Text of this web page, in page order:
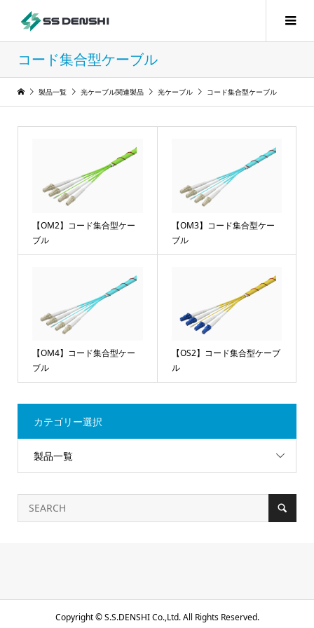
コード集合型ケーブル
製品一覧 光ケーブル関連製品 光ケーブル コード集合型ケーブル
【OM2】コード集合型ケー
ブル
【OM3】コード集合型ケー
ブル
【OM4】コード集合型ケー
ブル
【OS2】コード集合型ケーブ
ル
カテゴリー選択
製品一覧
Copyright ©S.S.DENSHI Co.,Ltd. All Rights Reserved.
電話で問合せる